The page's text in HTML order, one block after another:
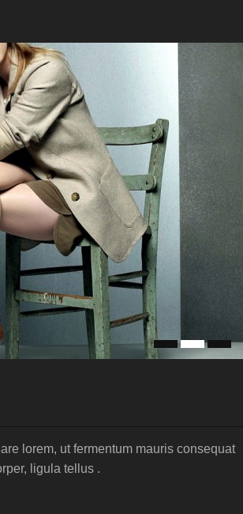
lorem, ut fermentum mauris consequat
ligula tellus .